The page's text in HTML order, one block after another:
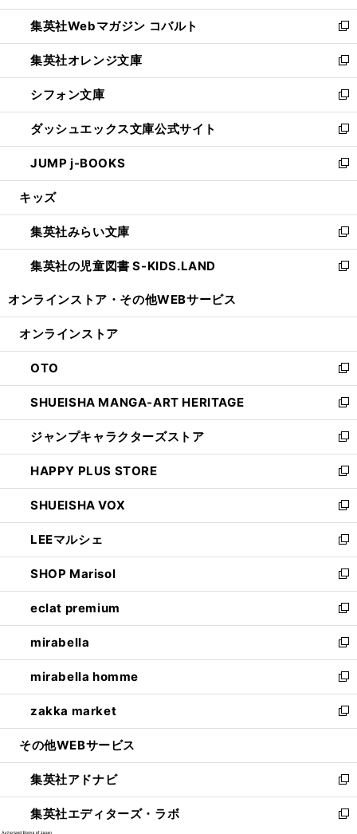
開
く
ウ
で
開
く
ン
ド
ウ
で
開
く
ウ
ィ
ン
ド
ウ
で
開
く
集英社Webマガジン コバルト
新
し
い
ウ
ィ
ン
ド
ウ
で
開
集英社オレンジ文庫
新
し
い
ウ
ィ
ン
ド
ウ
開
く
シフォン文庫
新
し
い
ウ
ィ
ン
ウ
で
開
く
ダッシュエックス文庫公式サイト
新
し
い
ウ
ン
ド
ウ
で
JUMP j-BOOKS
新
し
ウ
ィ
ン
ド
開
キッズ
集英社みらい文庫
新
し
い
ン
ウ
で
開
く
集英社の児童図書 S-KIDS.LAND
新
ウ
ン
ド
ウ
で
開
く
オンラインストア・ その他WEBサービス
オンラインストア
OTO
新
し
い
ウ
ィ
ン
ド
ウ
で
開
く
SHUEISHA MANGA-ART HERITAGE
新
し
い
ウ
ィ
ン
ド
ウ
で
開
く
ジャンプキャラクターズストア
新
し
い
ウ
ィ
ン
ド
ウ
で
開
く
HAPPY PLUS STORE
新
し
い
ウ
ィ
ン
ド
ウ
で
開
く
SHUEISHA VOX
新
し
い
ウ
ィ
ン
ド
ウ
で
開
く
LEEマルシェ
新
し
い
ウ
ィ
ン
ド
ウ
で
開
く
SHOP Marisol
新
し
い
ウ
ィ
ン
ド
ウ
で
開
eclat premium
新
し
い
ウ
ィ
ン
ド
ウ
開
く
mirabella
新
し
い
ウ
ィ
ン
ウ
で
開
く
mirabella homme
新
し
い
ウ
ン
ド
ウ
で
zakka market
新
し
ウ
ィ
ン
ド
その他WEBサービス
集英社アドナビ
新
し
い
集英社エディターズ・ラボ
新